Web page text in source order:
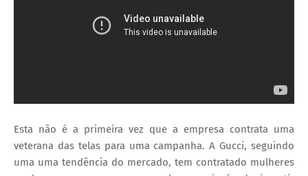
Esta não é a primeira vez que a empresa contrata uma
veterana das telas para uma campanha. A Gucci, seguindo
uma uma tendência do mercado, tem contratado mulheres